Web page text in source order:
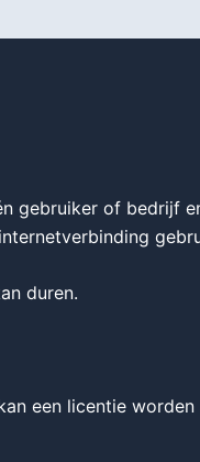
gebruiker of bedrijf
duren.
een licentie worden